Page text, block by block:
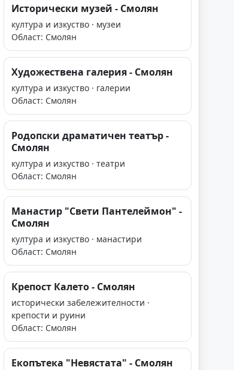
Исторически музей - Смолян
култура и изкуство · музеи
Област: Смолян
Художествена галерия - Смолян
култура и изкуство · галерии
Област: Смолян
Родопски драматичен театър -
Смолян
култура и изкуство · театри
Област: Смолян
Манастир "Свети Пантелеймон" -
Смолян
култура и изкуство · манастири
Област: Смолян
Крепост Калето - Смолян
исторически забележителности ·
крепости и руини
Област: Смолян
Екопътека "Невястата" - Смолян